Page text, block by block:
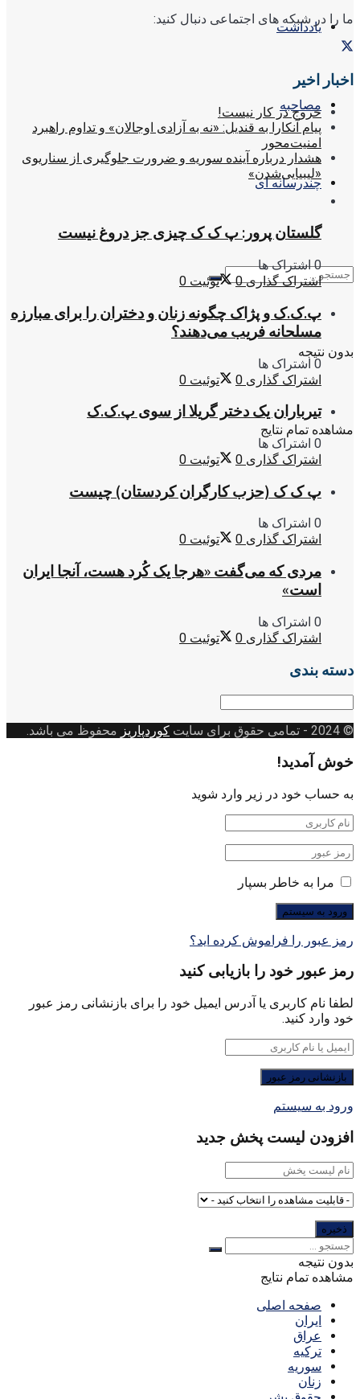
یادداشت
مصاحبه
چندرسانه ای
بدون نتیجه
مشاهده تمام نتایج
ما را در شبکه های اجتماعی دنبال کنید:
اخبار اخیر
خروج در کار نیست!
پیام آنکارا به قندیل: «نه به آزادی اوجالان» و تداوم راهبرد
امنیت‌محور
هشدار درباره آینده سوریه و ضرورت جلوگیری از سناریوی
«لیبیایی‌شدن»
گلستان پرور: پ ک ک چیزی جز دروغ نیست
0 اشتراک ها
اشتراک گذاری 0 توئیت 0
پ.ک.ک و پژاک چگونه زنان و دختران را برای مبارزه
مسلحانه فریب می‌دهند؟
0 اشتراک ها
اشتراک گذاری 0 توئیت 0
تیرباران یک دختر گریلا از سوی پ.ک.ک
0 اشتراک ها
اشتراک گذاری 0 توئیت 0
پ ک ک (حزب کارگران کردستان) چیست
0 اشتراک ها
اشتراک گذاری 0 توئیت 0
مردی که می‌گفت «هرجا یک کُرد هست، آنجا ایران
است»
0 اشتراک ها
اشتراک گذاری 0 توئیت 0
دسته بندی
© 2024
- تمامی حقوق برای سایت کوردپاریز محفوظ می باشد.
خوش آمدید!
به حساب خود در زیر وارد شوید
مرا به خاطر بسپار
رمز عبور را فراموش کرده اید؟
رمز عبور خود را بازیابی کنید
لطفا نام کاربری یا آدرس ایمیل خود را برای بازنشانی رمز عبور
خود وارد کنید.
ورود به سیستم
افزودن لیست پخش جدید
بدون نتیجه
مشاهده تمام نتایج
صفحه اصلی
ایران
عراق
ترکیه
سوریه
زنان